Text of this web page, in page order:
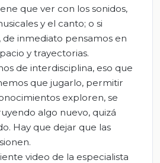
que ver con los sonidos,
y el canto; o si
de inmediato pensamos en
y trayectorias.
de interdisciplina, eso que
que jugarlo, permitir
exploren, se
algo nuevo, quizá
Hay que dejar que las
video de la especialista